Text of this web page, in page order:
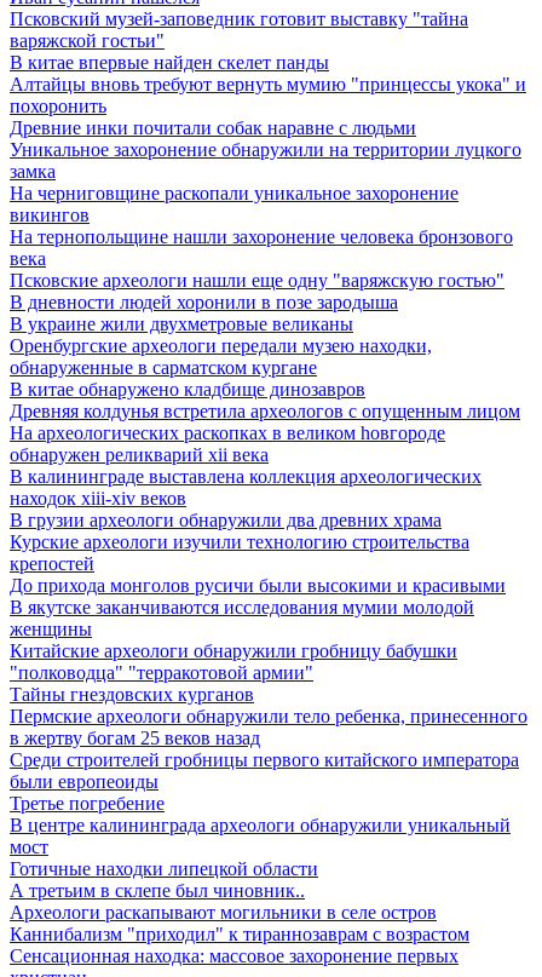
Псковский музей-заповедник готовит выставку "тайна
варяжской гостьи"
В китае впервые найден скелет панды
Алтайцы вновь требуют вернуть мумию "принцессы укока" и
похоронить
Древние инки почитали собак наравне с людьми
Уникальное захоронение обнаружили на территории луцкого
замка
На черниговщине раскопали уникальное захоронение
викингов
На тернопольщине нашли захоронение человека бронзового
века
Псковские археологи нашли еще одну "варяжскую гостью"
В дневности людей хоронили в позе зародыша
В украине жили двухметровые великаны
Оренбургские археологи передали музею находки,
обнаруженные в сарматском кургане
В китае обнаружено кладбище динозавров
Древняя колдунья встретила археологов с опущенным лицом
Hа археологических раскопках в великом hовгороде
обнаружен реликварий xii века
В калининграде выставлена коллекция археологических
находок xiii-xiv веков
В грузии археологи обнаружили два древних храма
Курские археологи изучили технологию строительства
крепостей
До прихода монголов русичи были высокими и красивыми
В якутске заканчиваются исследования мумии молодой
женщины
Китайские археологи обнаружили гробницу бабушки
"полководца" "терракотовой армии"
Тайны гнездовских курганов
Пермские археологи обнаружили тело ребенка, принесенного
в жертву богам 25 веков назад
Среди строителей гробницы первого китайского императора
были европеоиды
Третье погребение
В центре калининграда археологи обнаружили уникальный
мост
Готичные находки липецкой области
А третьим в склепе был чиновник..
Археологи раскапывают могильники в селе остров
Каннибализм "приходил" к тираннозаврам с возрастом
Сенсационная находка: массовое захоронение первых